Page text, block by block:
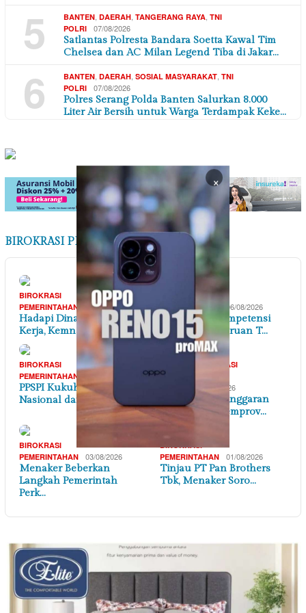
5
BANTEN, DAERAH, TANGERANG RAYA, TNI
POLRI
07/08/2026
Satlantas Polresta Bandara Soetta Kawal Tim
Chelsea dan AC Milan Legend Tiba di Jakar…
6 BANTEN, DAERAH, SOSIAL MASYARAKAT, TNI
POLRI
07/08/2026
Polres Serang Polda Banten Salurkan 8.000
Liter Air Bersih untuk Warga Terdampak Keke…
BIROKRASI PEMERINTAHAN
BIROKRASI
PEMERINTAHAN
07/08/2026
Hadapi Dinamika Dunia
Kerja, Kemnaker Se…
BIROKRASI
PEMERINTAHAN
06/08/2026
Penguatan Kompetensi
Lulusan Perguruan T…
BIROKRASI
PEMERINTAHAN
PPSPI Kukuhkan Pengurus
Nasional dan 38 …
BIROKRASI
PEMERINTAHAN
05/08/2026
AMBB Soroti Anggaran
Tenaga Ahli Pemprov…
BIROKRASI
PEMERINTAHAN
03/08/2026
Menaker Beberkan
Langkah Pemerintah
Perk…
PEMERINTAHAN
01/08/2026
Tinjau PT Pan Brothers
Tbk, Menaker Soro…
×